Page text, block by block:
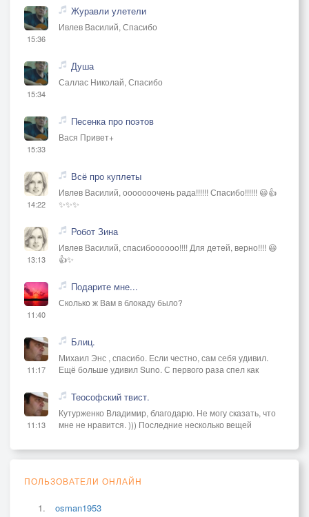
15:36
Журавли улетели
Ивлев Василий, Спасибо
15:34
Душа
Саллас Николай, Спасибо
15:33
Песенка про поэтов
Вася Привет+
14:22
Всё про куплеты
Ивлев Василий, ооооооочень рада!!!!!! Спасибо!!!!!! 😃👍
✨✨✨
13:13
Робот Зина
Ивлев Василий, спасибоооооо!!!! Для детей, верно!!!! 😃
👍✨
11:40
Подарите мне...
Сколько ж Вам в блокаду было?
11:17
Блиц.
Михаил Энс , спасибо. Если честно, сам себя удивил.
Ещё больше удивил Suno. С первого раза спел как
11:13
Теософский твист.
Кутурженко Владимир, благодарю. Не могу сказать, что
мне не нравится. ))) Последние несколько вещей
ПОЛЬЗОВАТЕЛИ ОНЛАЙН
osman1953